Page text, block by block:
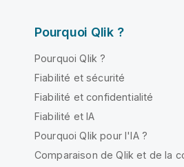
Pourquoi Qlik ?
Pourquoi Qlik ?
Fiabilité et sécurité
Fiabilité et confidentialité
Fiabilité et IA
Pourquoi Qlik pour l'IA ?
Comparaison de Qlik et de la